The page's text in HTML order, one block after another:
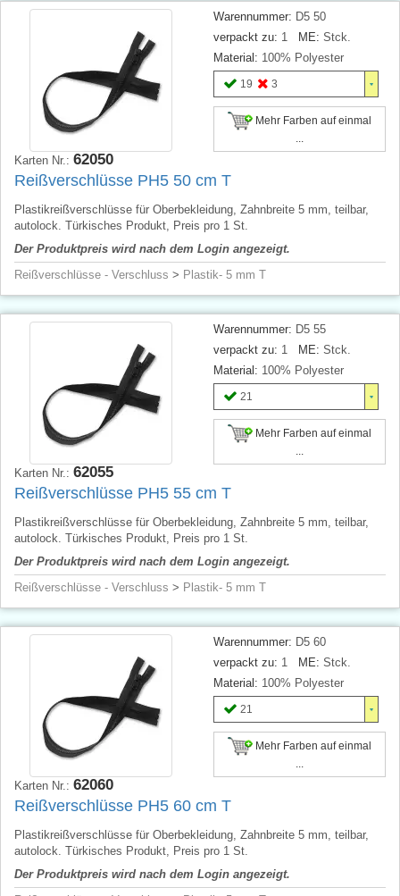
Warennummer: D5 50
verpackt zu: 1 ME: Stck.
Material: 100% Polyester
19 3
Mehr Farben auf einmal
Karten Nr.: 62050
Reißverschlüsse PH5 50 cm T
Plastikreißverschlüsse für Oberbekleidung, Zahnbreite 5 mm, teilbar,
autolock. Türkisches Produkt, Preis pro 1 St.
Der Produktpreis wird nach dem Login angezeigt.
Reißverschlüsse - Verschluss > Plastik- 5 mm T
Warennummer: D5 55
verpackt zu: 1 ME: Stck.
Material: 100% Polyester
21
Mehr Farben auf einmal
Karten Nr.: 62055
Reißverschlüsse PH5 55 cm T
Plastikreißverschlüsse für Oberbekleidung, Zahnbreite 5 mm, teilbar,
autolock. Türkisches Produkt, Preis pro 1 St.
Der Produktpreis wird nach dem Login angezeigt.
Reißverschlüsse - Verschluss > Plastik- 5 mm T
Warennummer: D5 60
verpackt zu: 1 ME: Stck.
Material: 100% Polyester
21
Mehr Farben auf einmal
Karten Nr.: 62060
Reißverschlüsse PH5 60 cm T
Plastikreißverschlüsse für Oberbekleidung, Zahnbreite 5 mm, teilbar,
autolock. Türkisches Produkt, Preis pro 1 St.
Der Produktpreis wird nach dem Login angezeigt.